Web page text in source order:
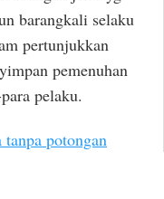
barangkali selaku
pertunjukkan
pemenuhan
pelaku.
potongan